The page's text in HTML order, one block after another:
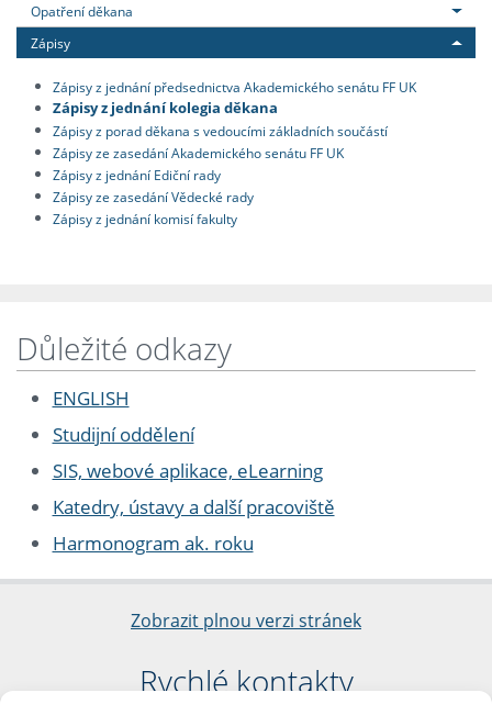
Opatření děkana
Zápisy
Zápisy z jednání předsednictva Akademického senátu FF UK
Zápisy z jednání kolegia děkana
Zápisy z porad děkana s vedoucími základních součástí
Zápisy ze zasedání Akademického senátu FF UK
Zápisy z jednání Ediční rady
Zápisy ze zasedání Vědecké rady
Zápisy z jednání komisí fakulty
Důležité odkazy
ENGLISH
Studijní oddělení
SIS, webové aplikace, eLearning
Katedry, ústavy a další pracoviště
Harmonogram ak. roku
Zobrazit plnou verzi stránek
Rychlé kontakty